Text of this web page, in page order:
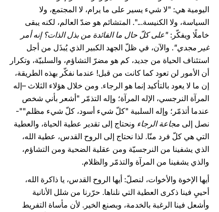
اليومية هي: "لا شيء يسير على ما يرام، لا المجتمع، ولا
السياسة، ولا الكنيسة...". المتشائم هو ضدّ العالم، لكنه يبقى
خاملًا ويفكّر: "على كلّ حال ما الفائدة من بذل الذات؟ إنه أمر
غير مجدي". والآن، في ظلّ الجهد الكبير الذي يُبذَل من أجل
استئناف الحياة من جديد، كم هو مضرّ التشاؤم، والسلبيّة، وتكرار
أن الأمور لن تعود كما كانت من قبل! عندما نفكّر بهذه الطريقة،
إن ما لا يعود بالتأكيد إنما هو الرجاء. ومن خلال هؤلاء الثلاث –إله
المرآة النرجسي، الإله المرآة؛ وإله التذمّر "أشعر بأني شخص
عندما أتذمّر؛ وإله السلبية "كلّ شيء أسود، كلّ شيء مظلم""-
نصل إلى مجاعة الرجاء ونحتاج إلى تقدير عطية الحياة، والعطية
التي هي كلّ فرد منّا. لذا نحتاج إلى الروح القدس، عطية الله،
الذي يشفينا من النرجسيّة ومن عقلية الضحية ومن التشاؤم،
والذي يشفينا من المرآة والتذمّر والظلام.
أيها الإخوة والأخوات، لنصلّ: أيها الروح القدس، يا ذاكرة الله،
أحييِ فينا ذكرى العطية التي نلناها. حرّرنا من شلل الأنانية
وأشعل فينا الرغبة بالخدمة، وبصنع الخير. لأن مأساة التفريط